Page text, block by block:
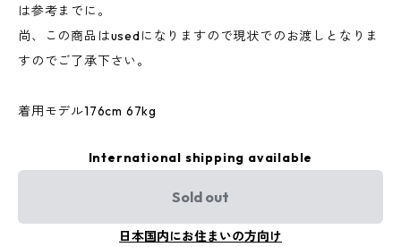
は参考までに。
尚、この商品はusedになりますので現状でのお渡しとなりま
すのでご了承下さい。
着用モデル176cm 67kg
International shipping available
Sold out
日本国内にお住まいの方向け